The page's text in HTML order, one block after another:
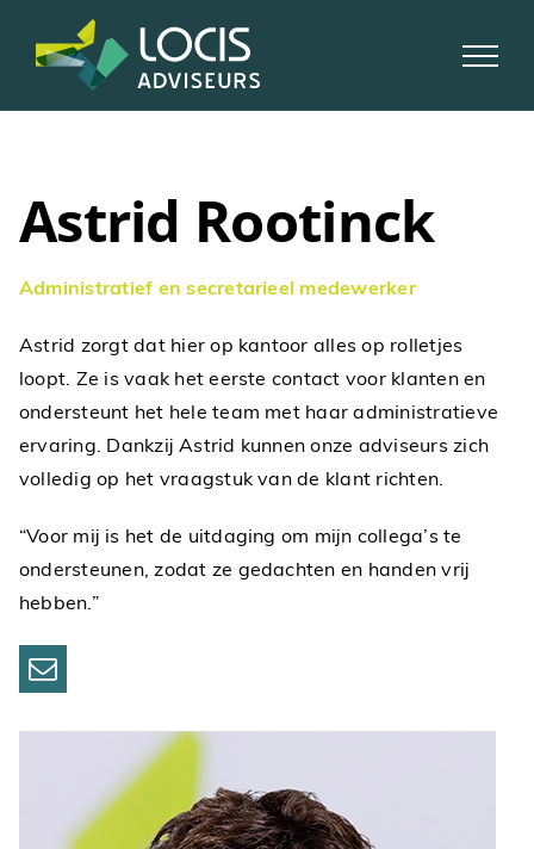
Astrid Rootinck
Administratief en secretarieel medewerker
Astrid zorgt dat hier op kantoor alles op rolletjes
loopt. Ze is vaak het eerste contact voor klanten en
ondersteunt het hele team met haar administratieve
ervaring. Dankzij Astrid kunnen onze adviseurs zich
volledig op het vraagstuk van de klant richten.
“Voor mij is het de uitdaging om mijn collega’s te
ondersteunen, zodat ze gedachten en handen vrij
hebben.”